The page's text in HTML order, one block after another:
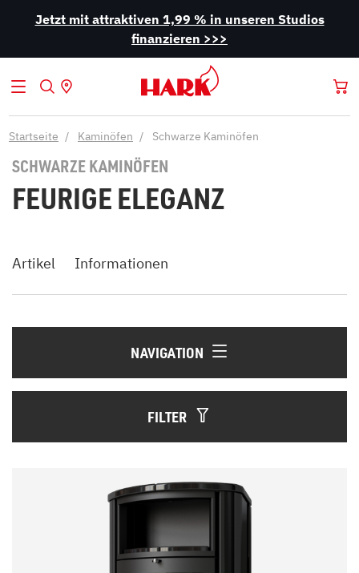
Jetzt mit attraktiven 1,99 % in unseren Studios
finanzieren >>>
Startseite Kaminöfen Schwarze Kaminöfen
SCHWARZE KAMINÖFEN
FEURIGE ELEGANZ
Artikel Informationen
NAVIGATION
FILTER